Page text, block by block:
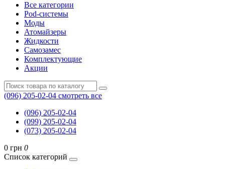
Все категории
Pod-системы
Моды
Атомайзеры
Жидкости
Самозамес
Комплектующие
Акции
(096) 205-02-04 смотреть все
(096) 205-02-04
(099) 205-02-04
(073) 205-02-04
0 грн 0
Список категорий